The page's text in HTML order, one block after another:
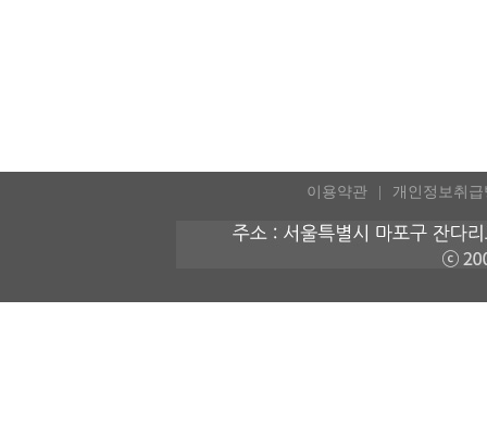
이용약관 개인정보취급